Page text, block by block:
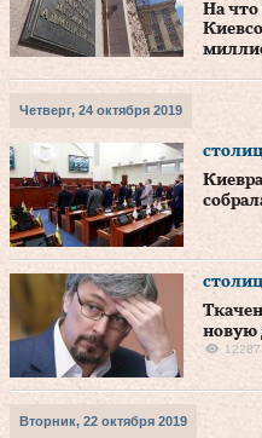
На
Четверг, 24 октября 2019
новую
12287
Вторник, 22 октября 2019